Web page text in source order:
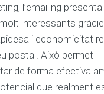
l’emailing
interessants
i economicitat
postal. Això permet
de forma efectiva
que realment